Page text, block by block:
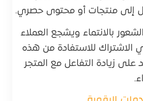
إلى منتجات أو محتوى حصري.
بالانتماء ويشجع العملاء
الاشتراك للاستفادة من هذه
على زيادة التفاعل مع المتجر